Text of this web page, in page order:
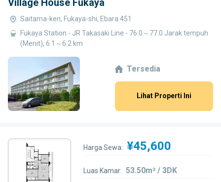
Village House Fukaya
Saitama-ken, Fukaya-shi, Ebara 451
Fukaya Station - JR Takasaki Line - 76.0～77.0 Jarak tempuh
(Menit), 6.1～6.2 km
Tersedia
Lihat Properti Ini
Harga Sewa: ¥45,600
Luas Kamar: 53.50m² / 3DK